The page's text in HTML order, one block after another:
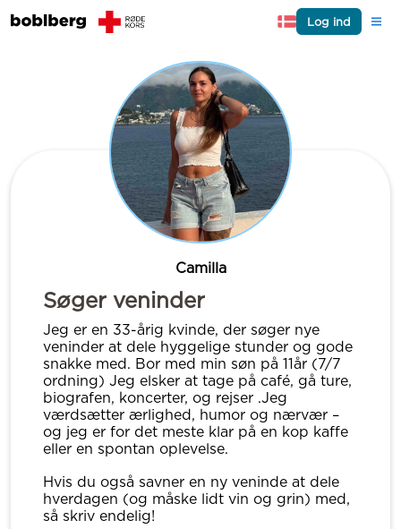
Log ind
Camilla
Søger veninder
Jeg er en 33-årig kvinde, der søger nye
veninder at dele hyggelige stunder og gode
snakke med. Bor med min søn på 11år (7/7
ordning) Jeg elsker at tage på café, gå ture,
biografen, koncerter, og rejser .Jeg
værdsætter ærlighed, humor og nærvær –
og jeg er for det meste klar på en kop kaffe
eller en spontan oplevelse.
Hvis du også savner en ny veninde at dele
hverdagen (og måske lidt vin og grin) med,
så skriv endelig!